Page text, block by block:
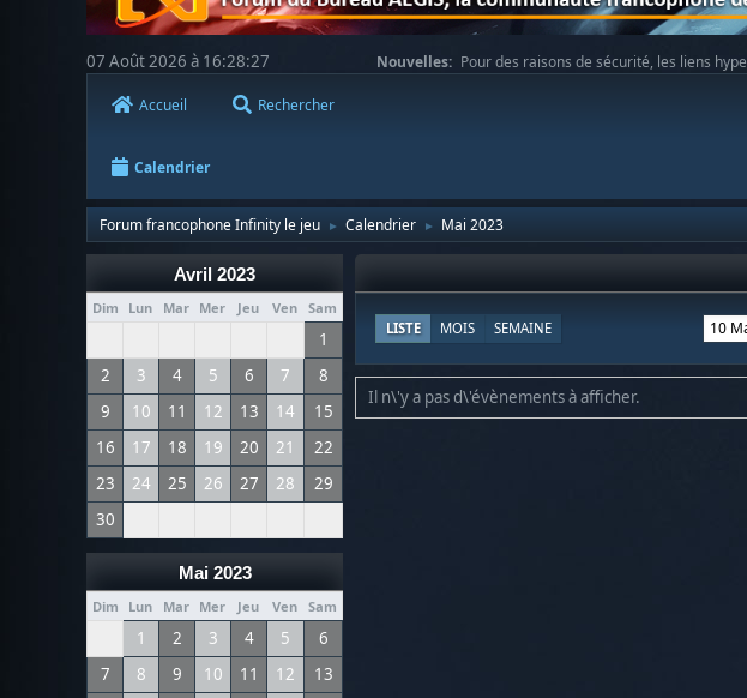
07 Août 2026 à 16:28:27 Nouvelles: Pour des raisons de sécurité, les liens
Accueil
Rechercher
Calendrier
Forum francophone Infinity le jeu ► Calendrier ► Mai 2023
Avril 2023
Dim Lun Mar Mer Jeu Ven Sam
1
2
3 4 5 6 7
8
9
10 11 12 13 14
15
16
17 18 19 20 21
22
23
24 25 26 27 28
29
30
Mai 2023
Dim Lun Mar Mer Jeu Ven Sam
1 2 3 4 5
6
7
8 9 10 11 12 13
LISTE MOIS SEMAINE
Il n\'y a pas d\'évènements à afficher.